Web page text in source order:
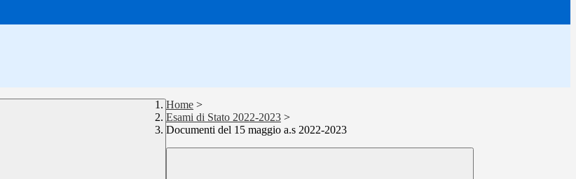
Home >
Esami di Stato 2022-2023 >
Documenti del 15 maggio a.s 2022-2023